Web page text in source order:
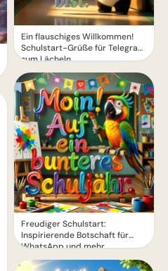
Ein flauschiges Willkommen!
Schulstart-Grüße für Telegram
zum Lächeln
Freudiger Schulstart:
Inspirierende Botschaft für
WhatsApp und mehr